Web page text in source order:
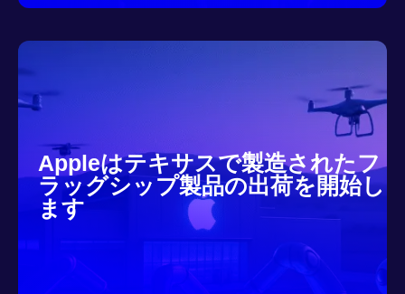
Appleはテキサスで製造されたフ
ラッグシップ製品の出荷を開始し
ます